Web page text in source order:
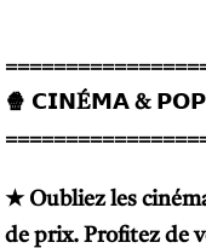
🍿 𝗖𝗜𝗡É𝗠𝗔 &
★ Oubliez les
de prix. Profitez de